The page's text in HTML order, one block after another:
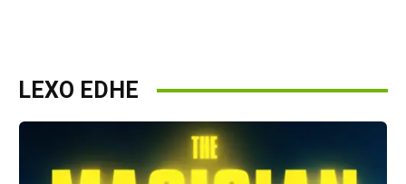
LEXO EDHE